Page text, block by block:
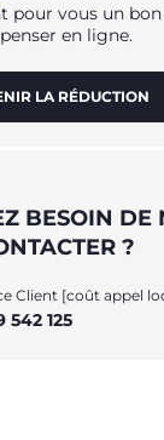
pour vous un bon
en ligne.
LA RÉDUCTION
BESOIN DE
?
Client [coût appel
542 125